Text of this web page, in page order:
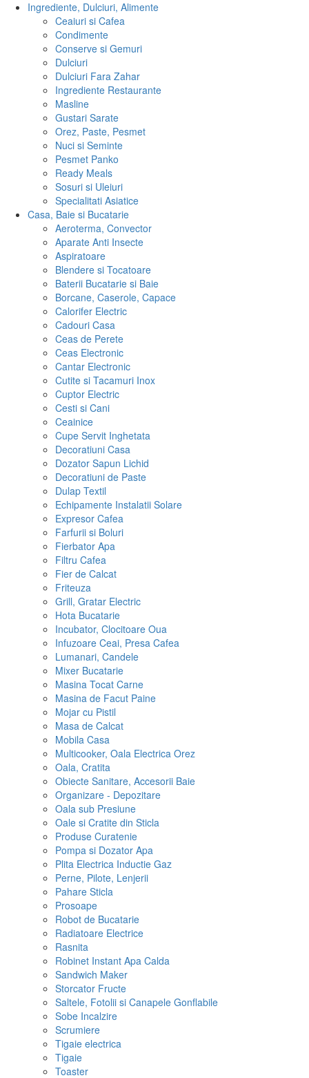
Ingrediente, Dulciuri, Alimente
Ceaiuri si Cafea
Condimente
Conserve si Gemuri
Dulciuri
Dulciuri Fara Zahar
Ingrediente Restaurante
Masline
Gustari Sarate
Orez, Paste, Pesmet
Nuci si Seminte
Pesmet Panko
Ready Meals
Sosuri si Uleiuri
Specialitati Asiatice
Casa, Baie si Bucatarie
Aeroterma, Convector
Aparate Anti Insecte
Aspiratoare
Blendere si Tocatoare
Baterii Bucatarie si Baie
Borcane, Caserole, Capace
Calorifer Electric
Cadouri Casa
Ceas de Perete
Ceas Electronic
Cantar Electronic
Cutite si Tacamuri Inox
Cuptor Electric
Cesti si Cani
Ceainice
Cupe Servit Inghetata
Decoratiuni Casa
Dozator Sapun Lichid
Decoratiuni de Paste
Dulap Textil
Echipamente Instalatii Solare
Expresor Cafea
Farfurii si Boluri
Fierbator Apa
Filtru Cafea
Fier de Calcat
Friteuza
Grill, Gratar Electric
Hota Bucatarie
Incubator, Clocitoare Oua
Infuzoare Ceai, Presa Cafea
Lumanari, Candele
Mixer Bucatarie
Masina Tocat Carne
Masina de Facut Paine
Mojar cu Pistil
Masa de Calcat
Mobila Casa
Multicooker, Oala Electrica Orez
Oala, Cratita
Obiecte Sanitare, Accesorii Baie
Organizare - Depozitare
Oala sub Presiune
Oale si Cratite din Sticla
Produse Curatenie
Pompa si Dozator Apa
Plita Electrica Inductie Gaz
Perne, Pilote, Lenjerii
Pahare Sticla
Prosoape
Robot de Bucatarie
Radiatoare Electrice
Rasnita
Robinet Instant Apa Calda
Sandwich Maker
Storcator Fructe
Saltele, Fotolii si Canapele Gonflabile
Sobe Incalzire
Scrumiere
Tigaie electrica
Tigaie
Toaster